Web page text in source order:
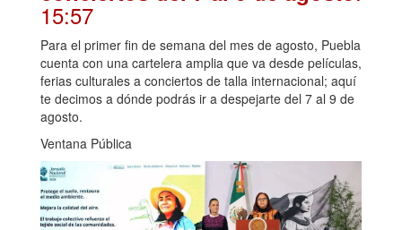
15:57
Para el primer fin de semana del mes de agosto, Puebla
cuenta con una cartelera amplia que va desde películas,
ferias culturales a conciertos de talla internacional; aquí
te decimos a dónde podrás ir a despejarte del 7 al 9 de
agosto.
Ventana Pública